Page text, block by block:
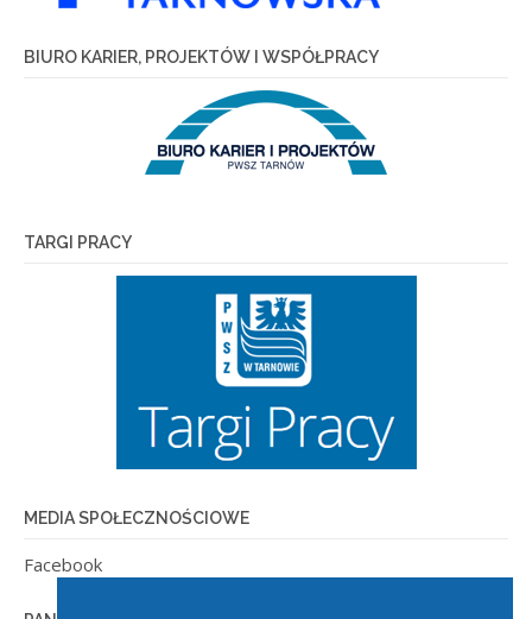
BIURO KARIER, PROJEKTÓW I WSPÓŁPRACY
TARGI PRACY
MEDIA SPOŁECZNOŚCIOWE
Facebook